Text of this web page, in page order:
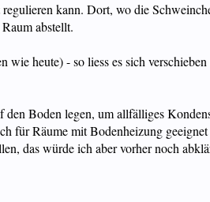
kann. Dort, wo die
abstellt.
heute) - so liess es sich
Boden legen, um allfälliges
für Räume mit Bodenheizung
das würde ich aber vorher noch